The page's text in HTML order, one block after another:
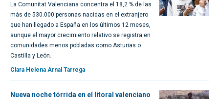
La Comunitat Valenciana concentra el 18,2 % de las
más de 530.000 personas nacidas en el extranjero
que han llegado a España en los últimos 12 meses,
aunque el mayor crecimiento relativo se registra en
comunidades menos pobladas como Asturias o
Castilla y León.
Clara Helena Arnal Tarrega
Nueva noche tórrida en el litoral valenciano